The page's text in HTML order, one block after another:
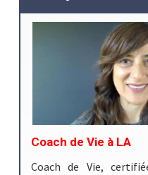
Coach de Vie à LA
Coach de Vie,